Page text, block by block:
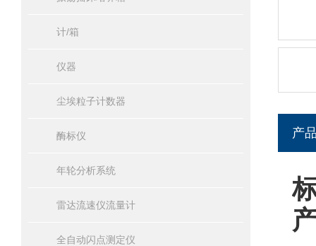
计/箱
仪器
尘埃粒子计数器
酶标仪
年轮分析系统
雷达流速仪流量计
全自动闪点测定仪
产